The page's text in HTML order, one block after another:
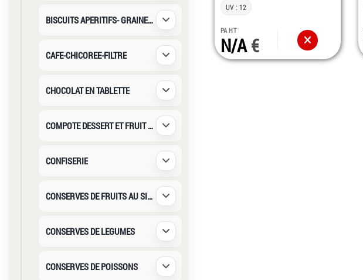
BISCUITS APERITIFS- GRAINES SA Déplier / Replier
CAFE-CHICOREE-FILTRE Déplier / Replier
CHOCOLAT EN TABLETTE Déplier / Replier
COMPOTE DESSERT ET FRUIT AU SIROP Déplier / Replier
CONFISERIE Déplier / Replier
CONSERVES DE FRUITS AU SIROP Déplier / Replier
CONSERVES DE LEGUMES Déplier / Replier
CONSERVES DE POISSONS Déplier / Replier
UV : 12
PA HT
N/A